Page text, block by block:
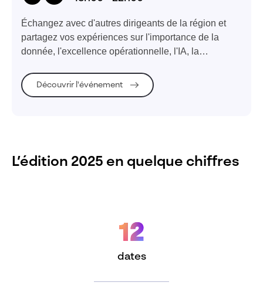
Échangez avec d'autres dirigeants de la région et
partagez vos expériences sur l'importance de la
donnée, l'excellence opérationnelle, l'IA, la
Découvrir l'événement
L’édition 2025 en quelque chiffres
12
dates